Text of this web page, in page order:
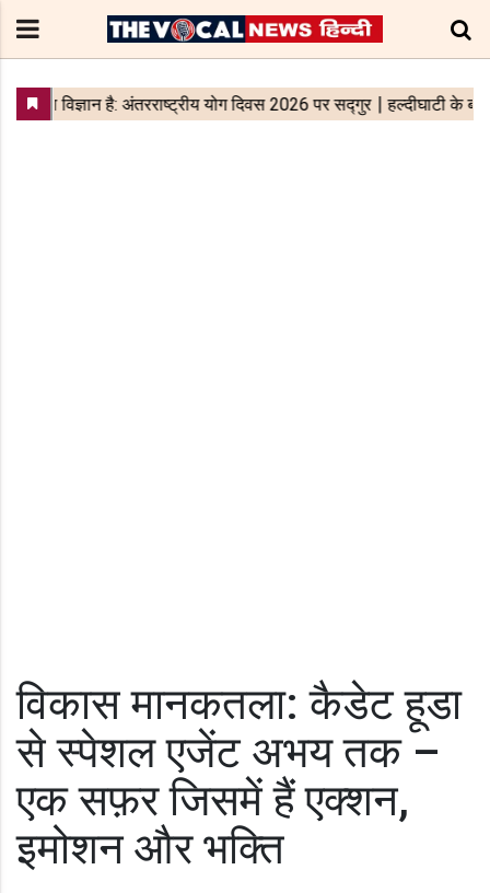
विकास मानकतला: कैडेट हूडा
से स्पेशल एजेंट अभय तक –
एक सफ़र जिसमें हैं एक्शन,
इमोशन और भक्ति